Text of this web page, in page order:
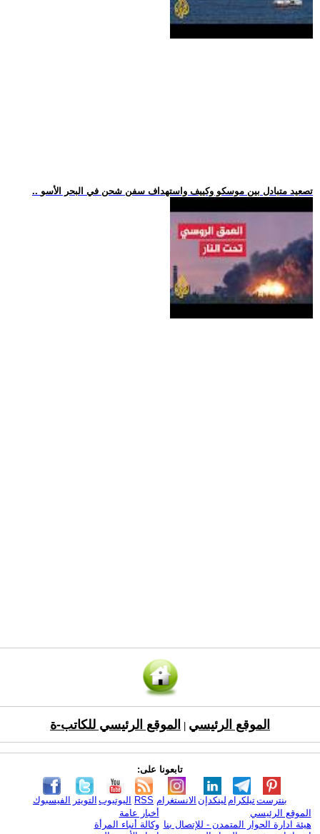
.. تصعيد متبادل بين موسكو وكييف واستهداف سفن شحن في البحر الأسو
الموقع الرئيسي الموقع الرئيسي للكاتب-ة
تابعونا على:
الفيسبوك التويتر اليوتيوب RSS الانستغرام لينكدإن تيلكرامبنترست
الموقع الرئيسي
هيئة ادارة الحوار المتمدن - للإتصال بنا
أخبار عامة
وكالة أنباء المرأة